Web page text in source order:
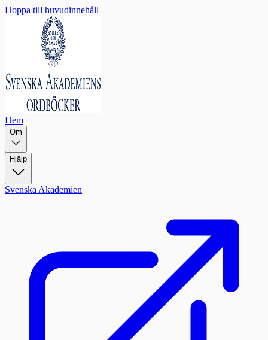
Hoppa till huvudinnehåll
Hem
Om
Hjälp
Svenska Akademien